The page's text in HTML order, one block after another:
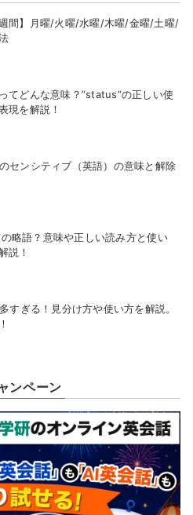
週間】月曜/火曜/水曜/木曜/金曜/土曜/
てどんな意味？”status”の正しい使
現を解説！
センシティブ（英語）の意味と解除
の略語？意味や正しい読み方と使い
説！
すぎる！見分け方や使い方を解説。
ンペーン